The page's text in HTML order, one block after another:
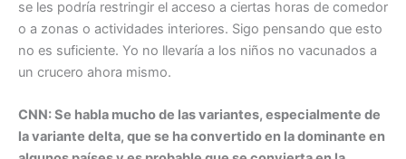
se les podría restringir el acceso a ciertas horas de comedor
o a zonas o actividades interiores. Sigo pensando que esto
no es suficiente. Yo no llevaría a los niños no vacunados a
un crucero ahora mismo.
CNN: Se habla mucho de las variantes, especialmente de
la variante delta, que se ha convertido en la dominante en